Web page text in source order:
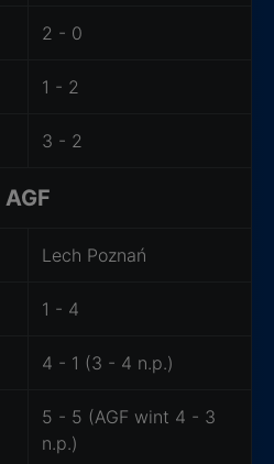
2 - 0
1 - 2
3 - 2
AGF
Lech Poznań
1 - 4
4 - 1 (3 - 4 n.p.)
5 - 5 (AGF wint 4 - 3
n.p.)